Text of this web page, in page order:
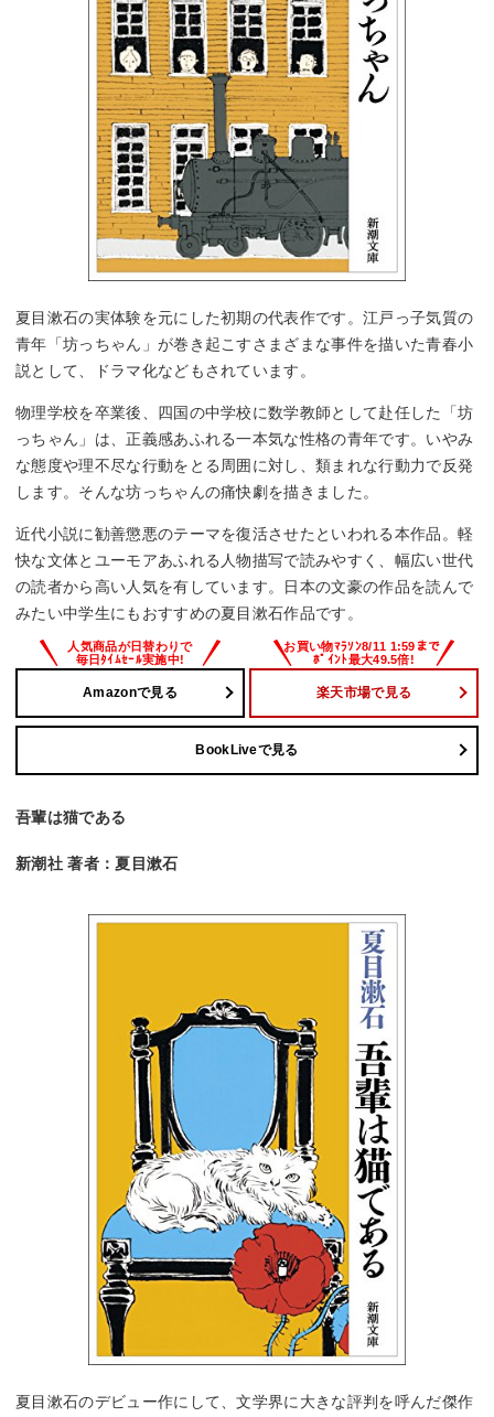
夏目漱石の実体験を元にした初期の代表作です。江戸っ子気質の
青年「坊っちゃん」が巻き起こすさまざまな事件を描いた青春小
説として、ドラマ化などもされています。
物理学校を卒業後、四国の中学校に数学教師として赴任した「坊
っちゃん」は、正義感あふれる一本気な性格の青年です。いやみ
な態度や理不尽な行動をとる周囲に対し、類まれな行動力で反発
します。そんな坊っちゃんの痛快劇を描きました。
近代小説に勧善懲悪のテーマを復活させたといわれる本作品。軽
快な文体とユーモアあふれる人物描写で読みやすく、幅広い世代
の読者から高い人気を有しています。日本の文豪の作品を読んで
みたい中学生にもおすすめの夏目漱石作品です。
Amazonで見る 楽天市場で見る
BookLiveで見る
吾輩は猫である
新潮社 著者：夏目漱石
夏目漱石のデビュー作にして、文学界に大きな評判を呼んだ傑作